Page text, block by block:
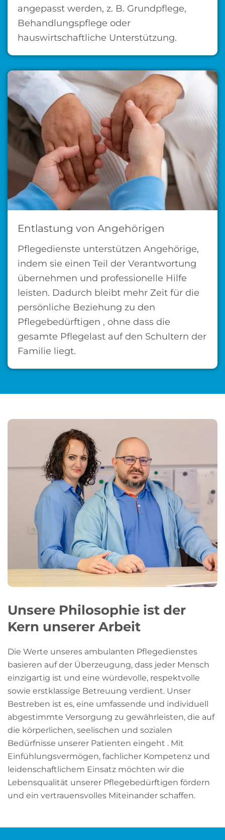
angepasst werden, z. B. Grundpflege,
Behandlungspflege oder
hauswirtschaftliche Unterstützung.
Entlastung von Angehörigen
Pflegedienste unterstützen Angehörige,
indem sie einen Teil der Verantwortung
übernehmen und professionelle Hilfe
leisten. Dadurch bleibt mehr Zeit für die
persönliche Beziehung zu den
Pflegebedürftigen , ohne dass die
gesamte Pflegelast auf den Schultern der
Familie liegt.
Unsere Philosophie ist der
Kern unserer Arbeit
Die Werte unseres ambulanten Pflegedienstes
basieren auf der Überzeugung, dass jeder Mensch
einzigartig ist und eine würdevolle, respektvolle
sowie erstklassige Betreuung verdient. Unser
Bestreben ist es, eine umfassende und individuell
abgestimmte Versorgung zu gewährleisten, die auf
die körperlichen, seelischen und sozialen
Bedürfnisse unserer Patienten eingeht . Mit
Einfühlungsvermögen, fachlicher Kompetenz und
leidenschaftlichem Einsatz möchten wir die
Lebensqualität unserer Pflegebedürftigen fördern
und ein vertrauensvolles Miteinander schaffen.